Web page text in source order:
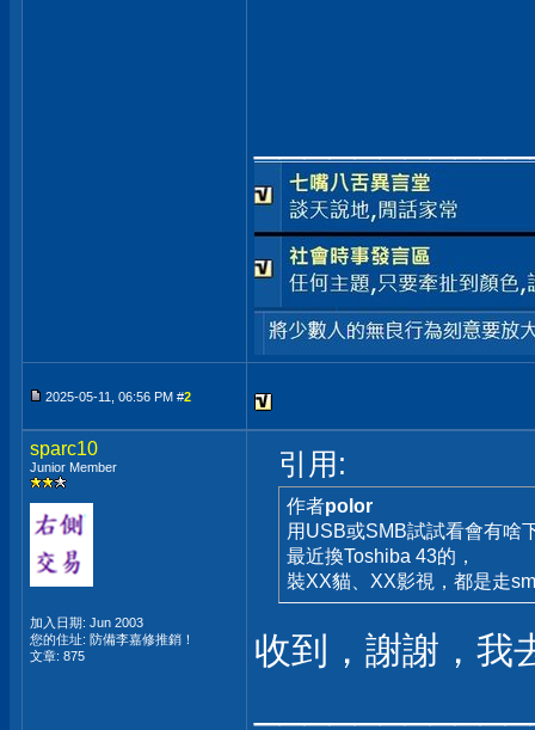
2025-05-11, 06:56 PM #2
sparc10
Junior Member
加入日期: Jun 2003
您的住址: 防備李嘉修推銷！
文章: 875
引用:
作者polor
用USB或SMB試試看會有啥
最近換Toshiba 43的，
裝XX貓、XX影視，都是走
收到，謝謝，我